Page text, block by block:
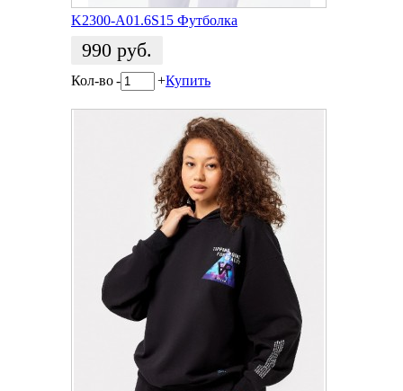
K2300-A01.6S15 Футболка
990 руб.
Кол-во- +Купить